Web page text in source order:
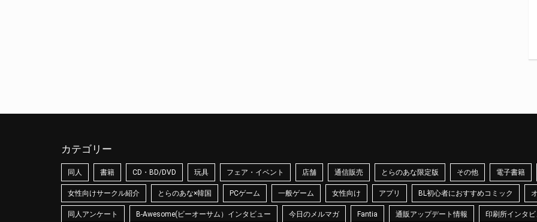
カテゴリー
同人 書籍 CD・BD/DVD 玩具 フェア・イベント 店舗 通信販売 とらのあな限定版 その他 電子書籍
女性向けサークル紹介 とらのあな×韓国 PCゲーム 一般ゲーム 女性向け アプリ BL初心者におすすめコミック
同人アンケート B-Awesome(ビーオーサム）インタビュー 今日のメルマガ Fantia 通販アップデート情報 印刷所インタ